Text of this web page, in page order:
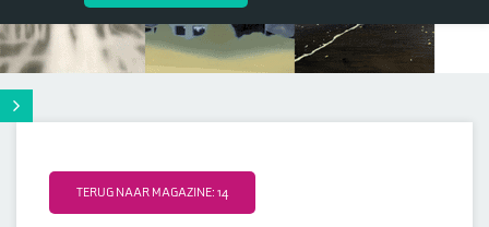
TERUG NAAR MAGAZINE: 14